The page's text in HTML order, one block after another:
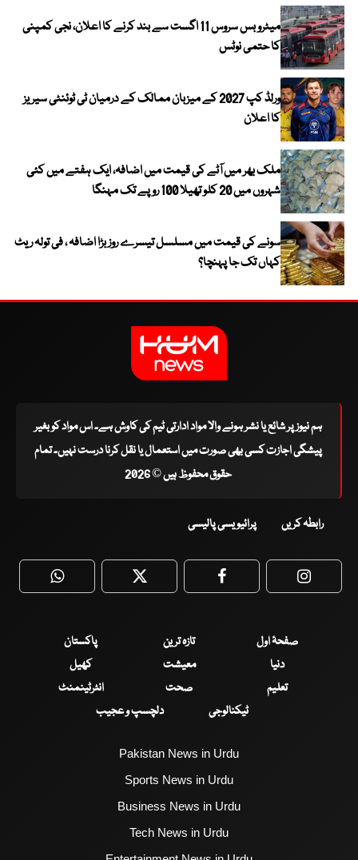
میٹرو بس سروس 11 اگست سے بند کرنے کا اعلان، نجی کمپنی
کا حتمی نوٹس
ورلڈ کپ 2027 کے میزبان ممالک کے درمیان ٹی ٹوئنٹی سیریز
کا اعلان
ملک بھر میں آٹے کی قیمت میں اضافہ، ایک ہفتے میں کئی
شہروں میں 20 کلو تھیلا 100 روپے تک مہنگا
سونے کی قیمت میں مسلسل تیسرے روز بڑا اضافہ ، فی تولہ ریٹ
کہاں تک جا پہنچا؟
ہم نیوز پر شائع یا نشر ہونے والا مواد ادارتی ٹیم کی کاوش ہے۔ اس مواد کو بغیر
پیشگی اجازت کسی بھی صورت میں استعمال یا نقل کرنا درست نہیں۔ تمام
حقوق محفوظ ہیں © 2026
رابطہ کریں پرائیویسی پالیسی
WhatsApp Twitter Facebook
صفحۂ اول تازہ ترین
پاکستان
دنیا
معیشت
کھیل
تعلیم
صحت
انٹرٹینمنٹ
ٹیکنالوجی
دلچسپ و عجیب
Pakistan News in Urdu
Sports News in Urdu
Business News in Urdu
Tech News in Urdu